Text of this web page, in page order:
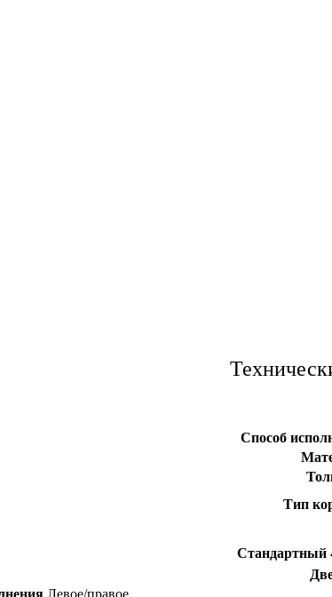
Способ
Тип
Стандартный
Левое/правое